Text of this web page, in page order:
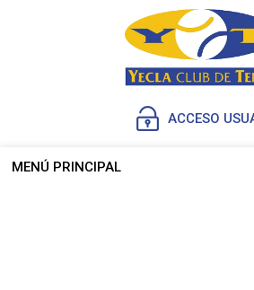
ACCESO
MENÚ PRINCIPAL